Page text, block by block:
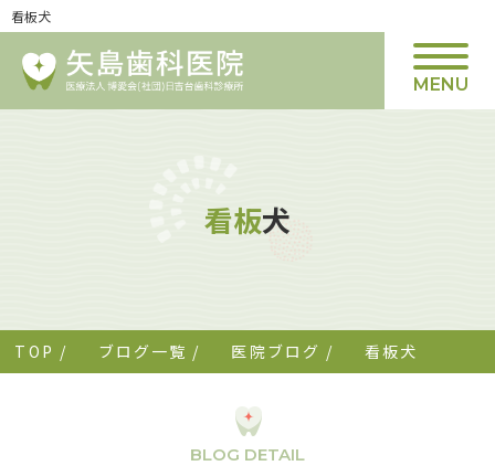
看板犬
MENU
看板犬
TOP / ブログ一覧 / 医院ブログ / 看板犬
BLOG DETAIL